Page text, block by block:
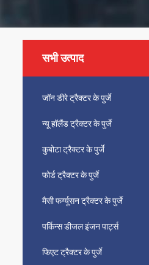
सभी उत्पाद
जॉन डीरे ट्रैक्टर के पुर्जे
न्यू हॉलैंड ट्रैक्टर के पुर्जे
कुबोटा ट्रैक्टर के पुर्जे
फोर्ड ट्रैक्टर के पुर्जे
मैसी फर्ग्यूसन ट्रैक्टर के पुर्जे
पर्किन्स डीजल इंजन पार्ट्स
फिएट ट्रैक्टर के पुर्जे